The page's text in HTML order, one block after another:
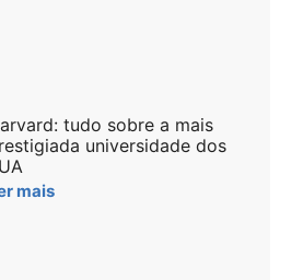
tudo sobre a mais
universidade dos
mais